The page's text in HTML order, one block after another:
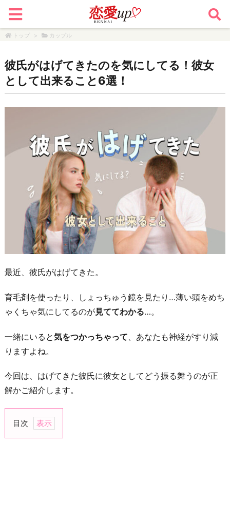
トップ > カップル
彼氏がはげてきたのを気にしてる！彼女
として出来ること6選！
最近、彼氏がはげてきた。
育毛剤を使ったり、しょっちゅう鏡を見たり…薄い頭をめち
ゃくちゃ気にしてるのが見ててわかる…。
一緒にいると気をつかっちゃって 、あなたも神経がすり減
りますよね。
今回は、はげてきた彼氏に彼女としてどう振る舞うのが正
解かご紹介します。
目次
1.